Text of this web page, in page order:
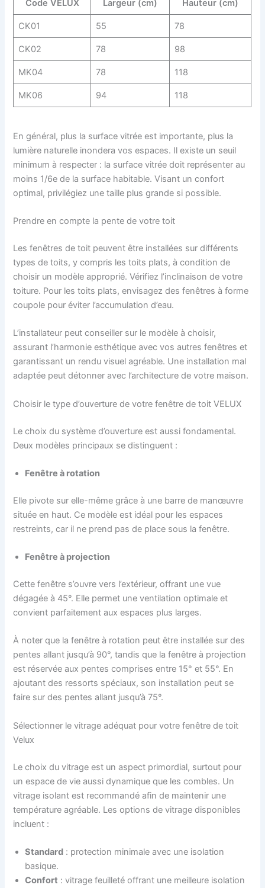
Code VELUX Largeur (cm) Hauteur (cm)
CK01 55 78
CK02 78 98
MK04 78 118
MK06 94 118
En général, plus la surface vitrée est importante, plus la
lumière naturelle inondera vos espaces. Il existe un seuil
minimum à respecter : la surface vitrée doit représenter au
moins 1/6e de la surface habitable. Visant un confort
optimal, privilégiez une taille plus grande si possible.
Prendre en compte la pente de votre toit
Les fenêtres de toit peuvent être installées sur différents
types de toits, y compris les toits plats, à condition de
choisir un modèle approprié. Vérifiez l’inclinaison de votre
toiture. Pour les toits plats, envisagez des fenêtres à forme
coupole pour éviter l’accumulation d’eau.
L’installateur peut conseiller sur le modèle à choisir,
assurant l’harmonie esthétique avec vos autres fenêtres et
garantissant un rendu visuel agréable. Une installation mal
adaptée peut détonner avec l’architecture de votre maison.
Choisir le type d’ouverture de votre fenêtre de toit VELUX
Le choix du système d’ouverture est aussi fondamental.
Deux modèles principaux se distinguent :
Fenêtre à rotation
Elle pivote sur elle-même grâce à une barre de manœuvre
située en haut. Ce modèle est idéal pour les espaces
restreints, car il ne prend pas de place sous la fenêtre.
Fenêtre à projection
Cette fenêtre s’ouvre vers l’extérieur, offrant une vue
dégagée à 45°. Elle permet une ventilation optimale et
convient parfaitement aux espaces plus larges.
À noter que la fenêtre à rotation peut être installée sur des
pentes allant jusqu’à 90°, tandis que la fenêtre à projection
est réservée aux pentes comprises entre 15° et 55°. En
ajoutant des ressorts spéciaux, son installation peut se
faire sur des pentes allant jusqu’à 75°.
Sélectionner le vitrage adéquat pour votre fenêtre de toit
Velux
Le choix du vitrage est un aspect primordial, surtout pour
un espace de vie aussi dynamique que les combles. Un
vitrage isolant est recommandé afin de maintenir une
température agréable. Les options de vitrage disponibles
incluent :
Standard : protection minimale avec une isolation
basique.
Confort : vitrage feuilleté offrant une meilleure isolation